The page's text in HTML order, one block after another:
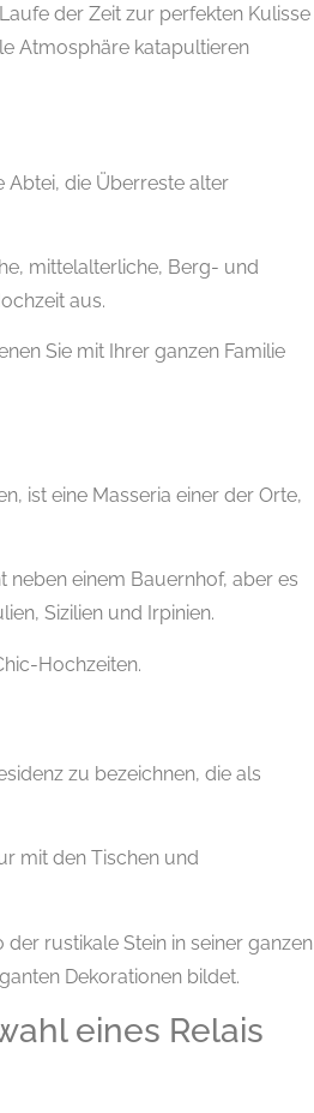
der Zeit zur perfekten Kulisse
Atmosphäre katapultieren
Abtei, die Überreste alter
mittelalterliche, Berg- und
aus.
Sie mit Ihrer ganzen Familie
ist eine Masseria einer der Orte,
neben einem Bauernhof, aber es
Sizilien und Irpinien.
Hochzeiten.
zu bezeichnen, die als
mit den Tischen und
rustikale Stein in seiner ganzen
Dekorationen bildet.
eines Relais